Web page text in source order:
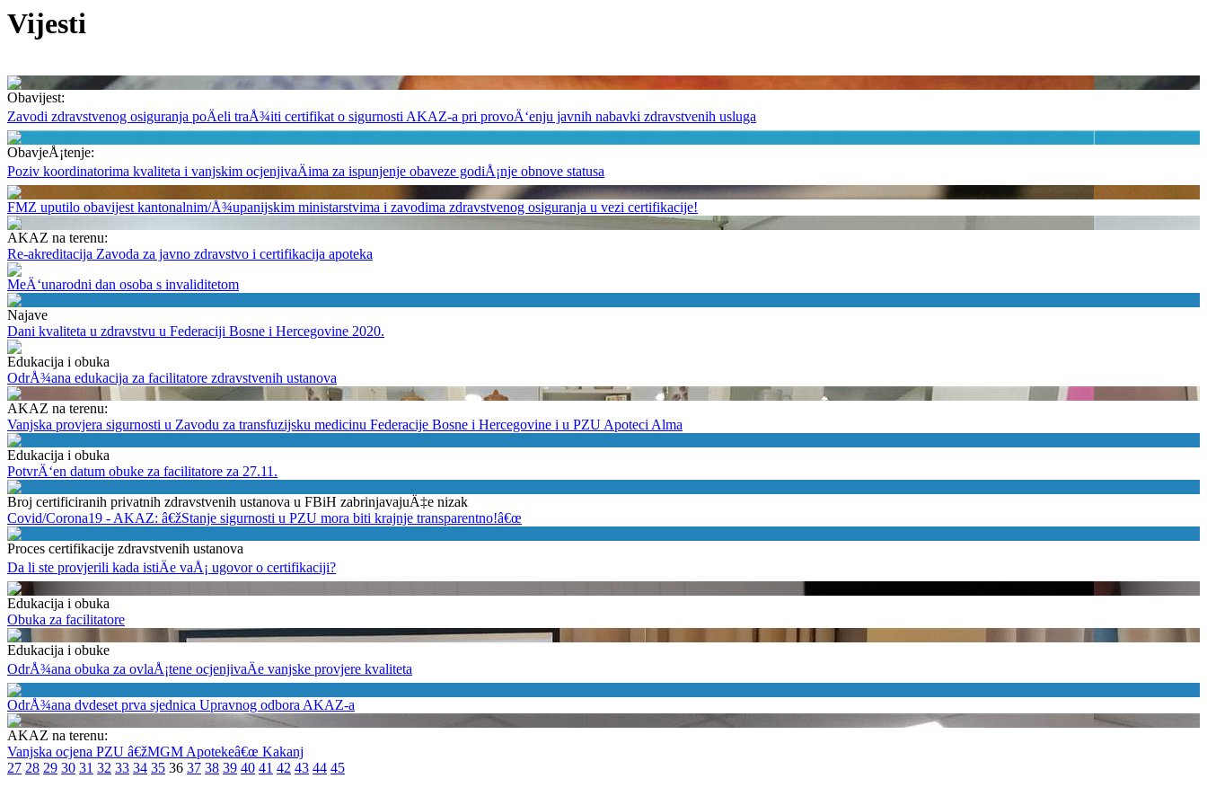
Vijesti
Obavijest:
Zavodi zdravstvenog osiguranja poÄeli traÅ¾iti certifikat o sigurnosti AKAZ-a pri provoÄ‘enju javnih nabavki zdravstvenih usluga
ObavjeÅ¡tenje:
Poziv koordinatorima kvaliteta i vanjskim ocjenjivaÄima za ispunjenje obaveze godiÅ¡nje obnove statusa
FMZ uputilo obavijest kantonalnim/Å¾upanijskim ministarstvima i zavodima zdravstvenog osiguranja u vezi certifikacije!
AKAZ na terenu:
Re-akreditacija Zavoda za javno zdravstvo i certifikacija apoteka
MeÄ‘unarodni dan osoba s invaliditetom
Najave
Dani kvaliteta u zdravstvu u Federaciji Bosne i Hercegovine 2020.
Edukacija i obuka
OdrÅ¾ana edukacija za facilitatore zdravstvenih ustanova
AKAZ na terenu:
Vanjska provjera sigurnosti u Zavodu za transfuzijsku medicinu Federacije Bosne i Hercegovine i u PZU Apoteci Alma
Edukacija i obuka
PotvrÄ‘en datum obuke za facilitatore za 27.11.
Broj certificiranih privatnih zdravstvenih ustanova u FBiH zabrinjavajuÄ‡e nizak
Covid/Corona19 - AKAZ: â€žStanje sigurnosti u PZU mora biti krajnje transparentno!â€œ
Proces certifikacije zdravstvenih ustanova
Da li ste provjerili kada istiÄe vaÅ¡ ugovor o certifikaciji?
Edukacija i obuka
Obuka za facilitatore
Edukacija i obuke
OdrÅ¾ana obuka za ovlaÅ¡tene ocjenjivaÄe vanjske provjere kvaliteta
OdrÅ¾ana dvdeset prva sjednica Upravnog odbora AKAZ-a
AKAZ na terenu:
Vanjska ocjena PZU â€žMGM Apotekeâ€œ Kakanj
27 28 29 30 31 32 33 34 35 36 37 38 39 40 41 42 43 44 45